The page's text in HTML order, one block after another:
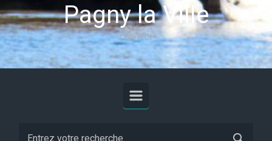
Pagny la Ville
Côte d'Or